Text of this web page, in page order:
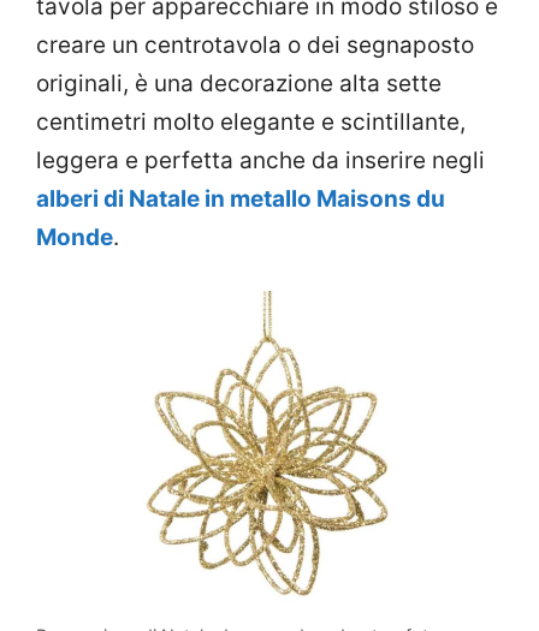
tavola per apparecchiare in modo stiloso e
creare un centrotavola o dei segnaposto
originali, è una decorazione alta sette
centimetri molto elegante e scintillante,
leggera e perfetta anche da inserire negli
alberi di Natale in metallo Maisons du
Monde.